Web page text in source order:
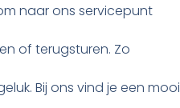
naar ons servicepunt
of terugsturen. Zo
Bij ons vind je een mooi